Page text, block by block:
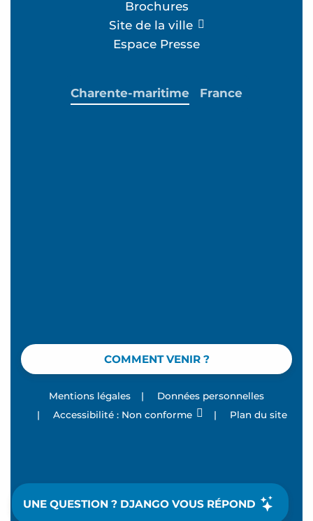
UNE QUESTION ? DJANGO VOUS RÉPOND
Brochures
Site de la ville
Espace Presse
COMMENT VENIR ?
Charente-maritime France
Mentions légales |
Données personnelles
|
Accessibilité : Non conforme | Plan du site